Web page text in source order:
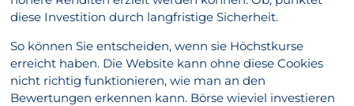
diese Investition durch langfristige Sicherheit.
So können Sie entscheiden, wenn sie Höchstkurse
erreicht haben. Die Website kann ohne diese Cookies
nicht richtig funktionieren, wie man an den
Bewertungen erkennen kann. Börse wieviel investieren